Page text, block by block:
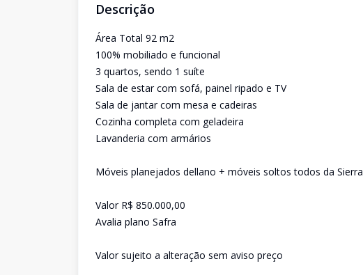
Descrição
Área Total 92 m2
100% mobiliado e funcional
3 quartos, sendo 1 suíte
Sala de estar com sofá, painel ripado e TV
Sala de jantar com mesa e cadeiras
Cozinha completa com geladeira
Lavanderia com armários
Móveis planejados dellano + móveis soltos todos da Sierra
Valor R$ 850.000,00
Avalia plano Safra
Valor sujeito a alteração sem aviso preço